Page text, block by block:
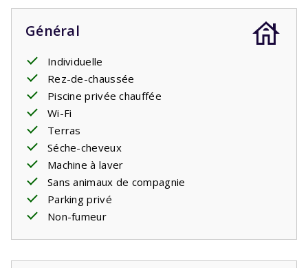
simple et des lits superposés. Il y a deux salles de bains
avec lavabo, douche à l'italienne et toilettes. Dans le
, vous pouvez vous
asseoir et profiter de la belle nature et des enfants qui
jouent dans la piscine. Le soir, un verre de vin et profiter
du silence jusqu'à tard, seulement interrompu par les
grillons.
Votre séjour comprend les lits faits.
Piscine privée ouverte: 18/4/2026 - 26/9/2026
Général
Individuelle
Rez-de-chaussée
Piscine privée chauffée
Wi-Fi
Terras
Séche-cheveux
Machine à laver
Sans animaux de compagnie
Parking privé
Non-fumeur